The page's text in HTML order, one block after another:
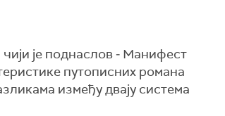
је поднаслов ‒ Манифест
путописних романа
између двају система